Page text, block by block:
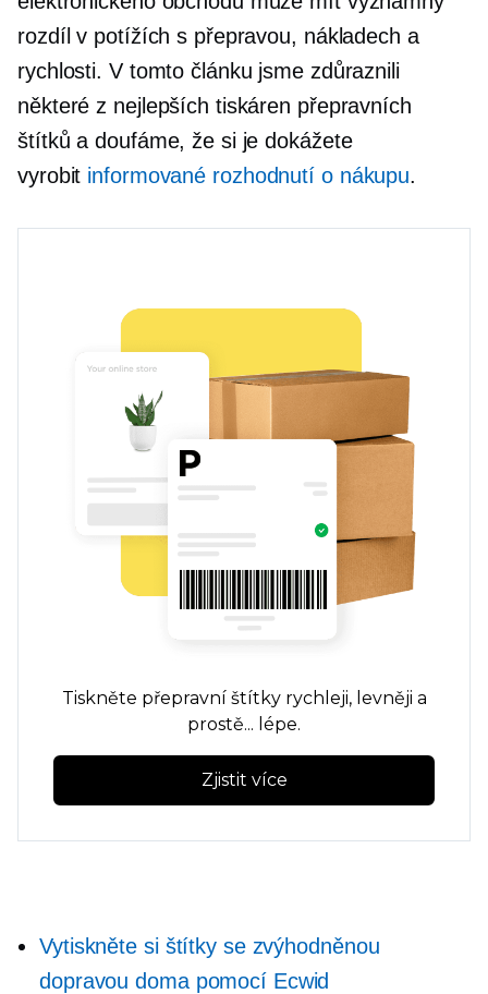
rozdíl v potížích s přepravou, nákladech a
rychlosti. V tomto článku jsme zdůraznili
některé z nejlepších tiskáren přepravních
štítků a doufáme, že si je dokážete
vyrobit informované rozhodnutí o nákupu.
Tiskněte přepravní štítky rychleji, levněji a
prostě... lépe.
Zjistit více
Vytiskněte si štítky se zvýhodněnou
dopravou doma pomocí Ecwid